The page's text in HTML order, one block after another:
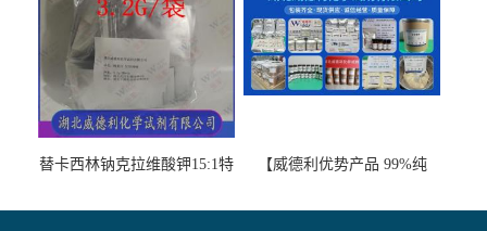
替卡西林钠克拉维酸钾15:1特
【威德利优势产品 99%纯